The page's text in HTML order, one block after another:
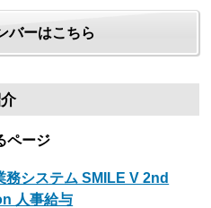
バーはこちら
ページ
務システム SMILE V 2nd
人事給与